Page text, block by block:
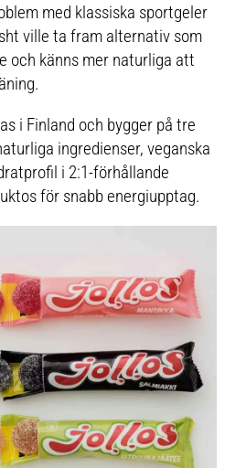
med klassiska sportgeler
ville ta fram alternativ som
och känns mer naturliga att
i Finland och bygger på tre
ingredienser, veganska
i 2:1-förhållande
för snabb energiupptag.